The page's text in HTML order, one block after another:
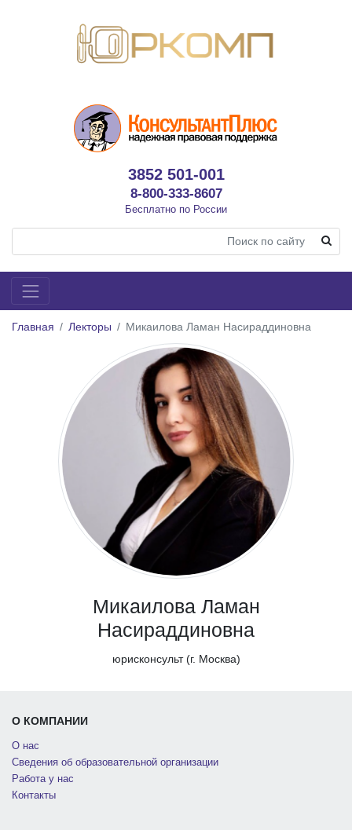
3852 501-001
8-800-333-8607
Бесплатно по России
Главная Лекторы Микаилова Ламан Насираддиновна
Микаилова Ламан
Насираддиновна
юрисконсульт (г. Москва)
О КОМПАНИИ
О нас
Сведения об образовательной организации
Работа у нас
Контакты